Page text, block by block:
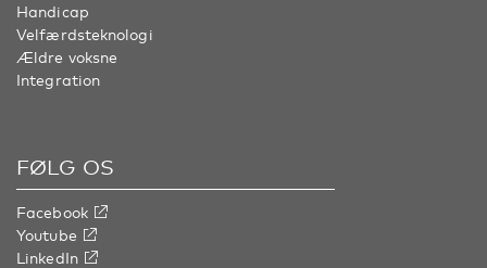
Handicap
Velfærdsteknologi
Ældre voksne
Integration
FØLG OS
Facebook
Youtube
LinkedIn